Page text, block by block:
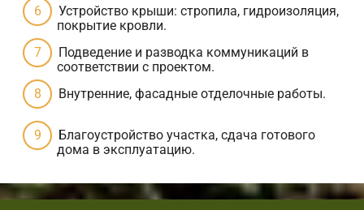
Устройство крыши: стропила, гидроизоляция,
покрытие кровли.
Подведение и разводка коммуникаций в
соответствии с проектом.
Внутренние, фасадные отделочные работы.
Благоустройство участка, сдача готового
дома в эксплуатацию.